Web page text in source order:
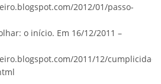
2012/01/passo-
o início. Em 16/12/2011 –
2011/12/